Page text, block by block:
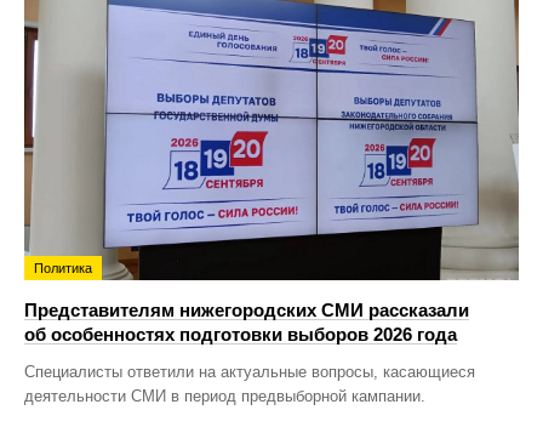
Политика
Представителям нижегородских СМИ рассказали
об особенностях подготовки выборов 2026 года
Специалисты ответили на актуальные вопросы, касающиеся
деятельности СМИ в период предвыборной кампании.